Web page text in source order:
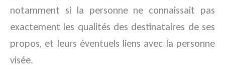
notamment si la personne ne connaissait pas
exactement les qualités des destinataires de ses
propos, et leurs éventuels liens avec la personne
visée.